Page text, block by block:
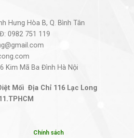
Hưng Hòa B, Q. Bình Tân
0982 751 119
Kim Mã Ba Đình Hà Nội
Mối Địa Chỉ 116 Lạc Long
Chính sách